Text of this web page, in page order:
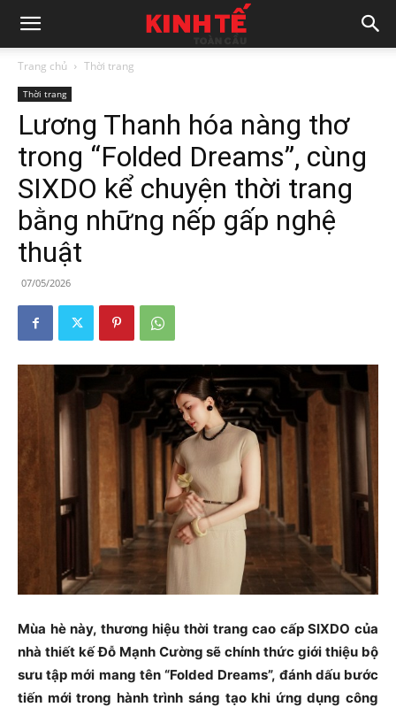
Trang chủ Thời trang
Thời trang
Lương Thanh hóa nàng thơ
trong “Folded Dreams”, cùng
SIXDO kể chuyện thời trang
bằng những nếp gấp nghệ
thuật
07/05/2026
Mùa hè này, thương hiệu thời trang cao cấp SIXDO của
nhà thiết kế Đỗ Mạnh Cường sẽ chính thức giới thiệu bộ
sưu tập mới mang tên “Folded Dreams”, đánh dấu bước
tiến mới trong hành trình sáng tạo khi ứng dụng công